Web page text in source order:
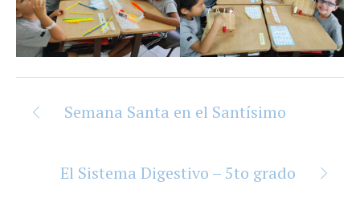
Semana Santa en el Santísimo
El Sistema Digestivo – 5to grado